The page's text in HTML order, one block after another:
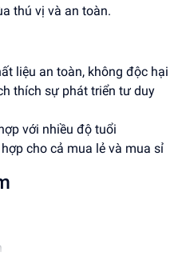
thú vị và an toàn.
liệu an toàn, không độc hại
thích sự phát triển tư duy
với nhiều độ tuổi
cho cả mua lẻ và mua sỉ